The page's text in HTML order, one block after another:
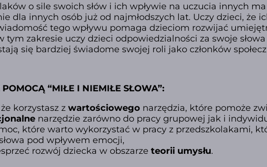
o sile swoich słów i ich wpływie na uczucia innych
dla innych osób już od najmłodszych lat. Uczy dzieci, że
tego wpływu pomaga dzieciom rozwijać
tym zakresie uczy dzieci odpowiedzialności za swoje
się bardziej świadome swojej roli jako członków
POMOCĄ “MIŁE I NIEMIŁE SŁOWA”:
korzystasz z wartościowegonarzędzia, które pomoże
narzędzie zarówno do pracy grupowej jak i
które warto wykorzystać w pracy z przedszkolakami,
pod wpływem emocji,
rozwój dziecka w obszarze teorii umysłu.